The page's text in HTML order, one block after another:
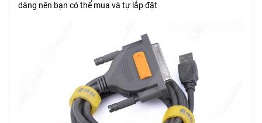
dàng nên bạn có thể mua và tự lắp đặt